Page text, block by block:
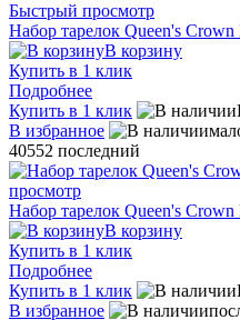
Быстрый просмотр
Набор тарелок Queen's
В корзину
Купить в 1 клик
Подробнее
Купить в 1 клик
В избранное
40552 последний
просмотр
Набор тарелок Queen's
В корзину
Купить в 1 клик
Подробнее
Купить в 1 клик
В избранное